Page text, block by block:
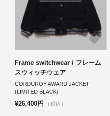
Frame switchwear / フレーム
スウィッチウェア
CORDUROY AWARD JACKET
(LIMITED BLACK)
¥26,400円 （税込）